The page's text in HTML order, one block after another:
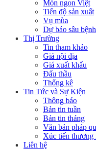
Món ngon Việt
Tiến độ sản xuất
Vụ mùa
Dự báo sâu bệnh
Thị Trường
Tin tham khảo
Giá nội địa
Giá xuất khẩu
Đấu thầu
Thống kê
Tin Tức và Sự Kiện
Thông báo
Bản tin tuần
Bản tin tháng
Văn bản pháp
Xúc tiến thương
Liên hệ